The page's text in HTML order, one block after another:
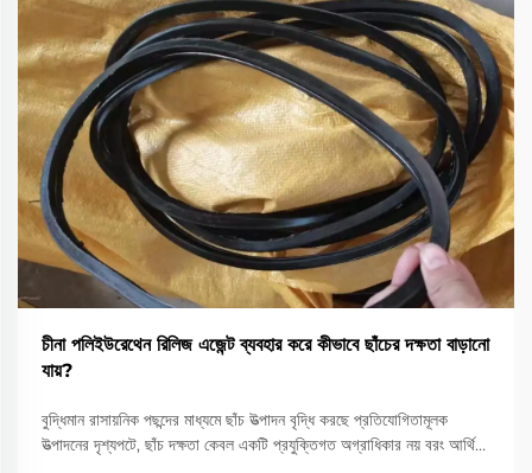
চীনা পলিইউরেথেন রিলিজ এজেন্ট ব্যবহার করে কীভাবে ছাঁচের দক্ষতা বাড়ানো
যায়?
বুদ্ধিমান রাসায়নিক পছন্দের মাধ্যমে ছাঁচ উত্পাদন বৃদ্ধি করছে প্রতিযোগিতামূলক
উত্পাদনের দৃশ্যপটে, ছাঁচ দক্ষতা কেবল একটি প্রযুক্তিগত অগ্রাধিকার নয় বরং আর্থিক